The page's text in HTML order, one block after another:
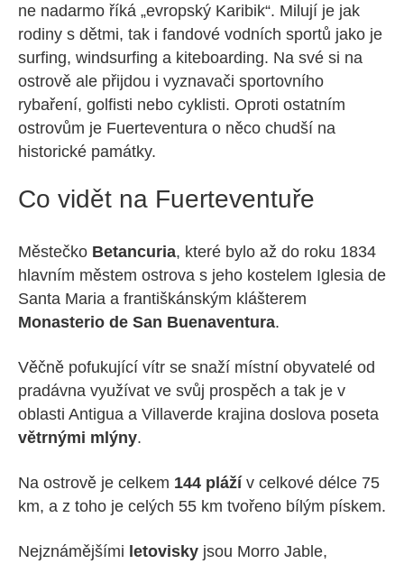
ne nadarmo říká „evropský Karibik“. Milují je jak
rodiny s dětmi, tak i fandové vodních sportů jako je
surfing, windsurfing a kiteboarding. Na své si na
ostrově ale přijdou i vyznavači sportovního
rybaření, golfisti nebo cyklisti. Oproti ostatním
ostrovům je Fuerteventura o něco chudší na
historické památky.
Co vidět na Fuerteventuře
Městečko Betancuria, které bylo až do roku 1834
hlavním městem ostrova s jeho kostelem Iglesia de
Santa Maria a františkánským klášterem
Monasterio de San Buenaventura.
Věčně pofukující vítr se snaží místní obyvatelé od
pradávna využívat ve svůj prospěch a tak je v
oblasti Antigua a Villaverde krajina doslova poseta
větrnými mlýny.
Na ostrově je celkem 144 plážív celkové délce 75
km, a z toho je celých 55 km tvořeno bílým pískem.
Nejznámějšími letovisky jsou Morro Jable,